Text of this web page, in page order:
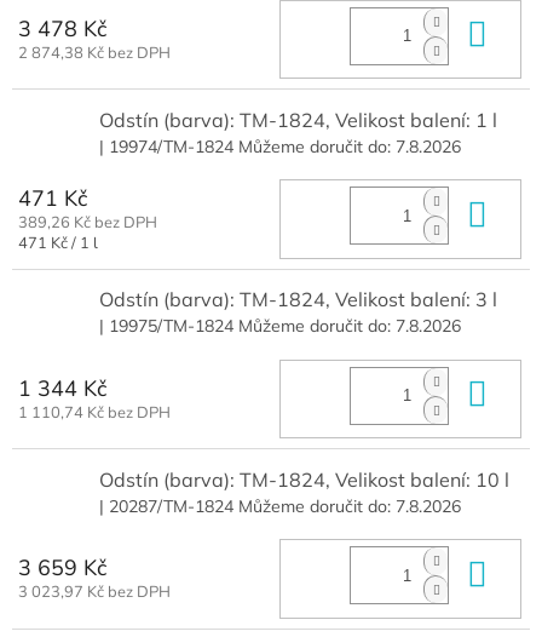
3 478 Kč
2 874,38 Kč bez DPH
Odstín (barva): TM-1824, Velikost balení: 1 l
| 19974/TM-1824 Můžeme doručit do: 7.8.2026
471 Kč
389,26 Kč bez DPH
Měrná
471 Kč / 1 l
Odstín (barva): TM-1824, Velikost balení: 3 l
| 19975/TM-1824 Můžeme doručit do: 7.8.2026
1 344 Kč
1 110,74 Kč bez DPH
Odstín (barva): TM-1824, Velikost balení: 10 l
| 20287/TM-1824 Můžeme doručit do: 7.8.2026
3 659 Kč
3 023,97 Kč bez DPH